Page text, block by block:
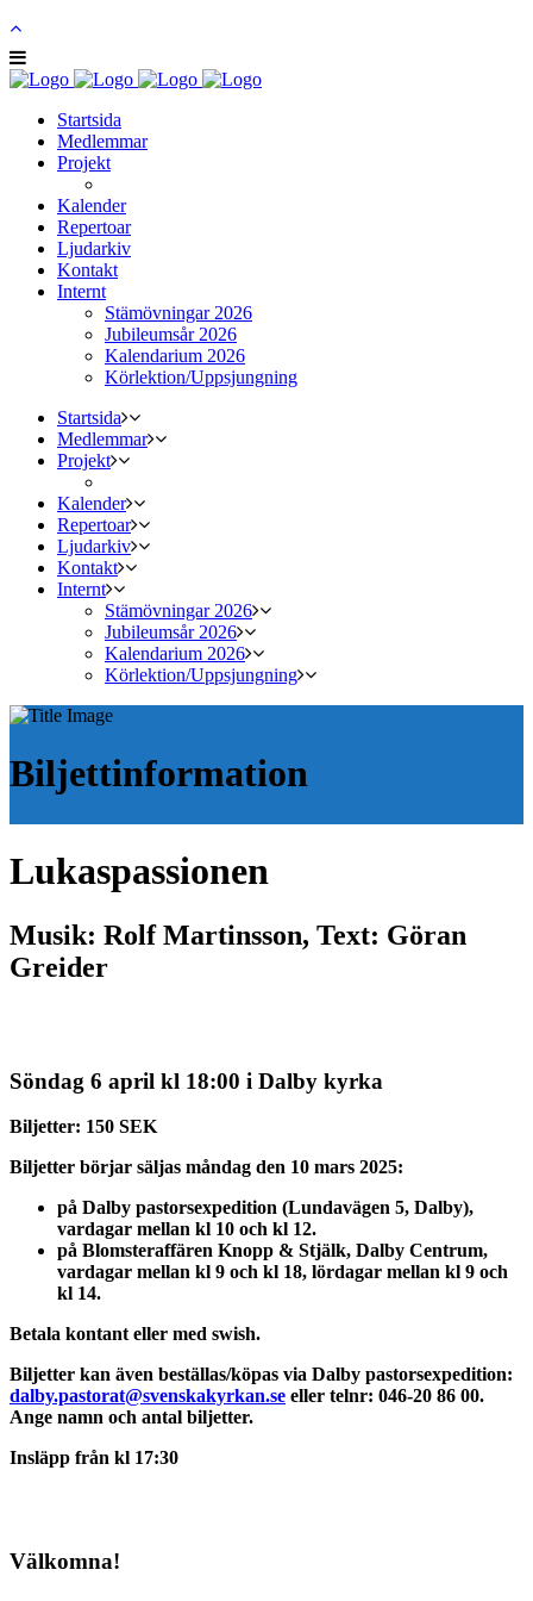
Startsida
Medlemmar
Projekt
Kalender
Repertoar
Ljudarkiv
Kontakt
Internt
Stämövningar 2026
Jubileumsår 2026
Kalendarium 2026
Körlektion/Uppsjungning
Startsida
Medlemmar
Projekt
Kalender
Repertoar
Ljudarkiv
Kontakt
Internt
Stämövningar 2026
Jubileumsår 2026
Kalendarium 2026
Körlektion/Uppsjungning
Biljettinformation
Lukaspassionen
Musik: Rolf Martinsson, Text: Göran
Greider
Söndag 6 april kl 18:00 i Dalby kyrka
Biljetter: 150 SEK
Biljetter börjar säljas måndag den 10 mars 2025:
på Dalby pastorsexpedition (Lundavägen 5, Dalby),
vardagar mellan kl 10 och kl 12.
på Blomsteraffären Knopp & Stjälk, Dalby Centrum,
vardagar mellan kl 9 och kl 18, lördagar mellan kl 9 och
kl 14.
Betala kontant eller med swish.
Biljetter kan även beställas/köpas via Dalby pastorsexpedition:
dalby.pastorat@svenskakyrkan.se eller telnr: 046-20 86 00.
Ange namn och antal biljetter.
Insläpp från kl 17:30
Välkomna!